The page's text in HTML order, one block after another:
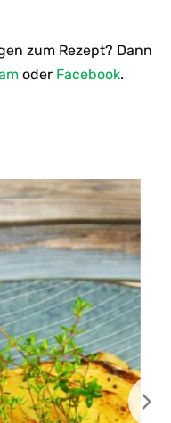
zum Rezept? Dann
oder Facebook.